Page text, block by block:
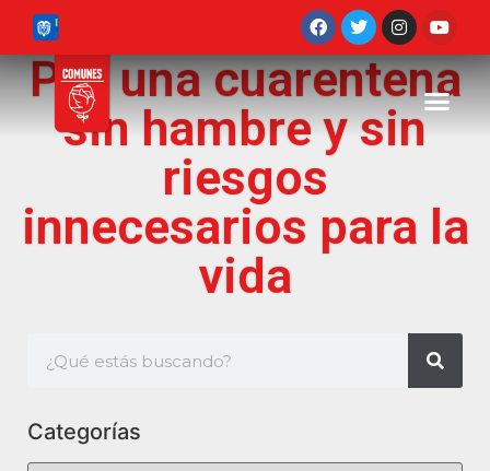
Por una cuarentena
sin hambre y sin
riesgos
innecesarios para la
vida
Categorías